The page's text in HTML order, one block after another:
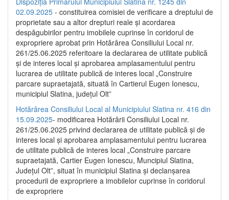
02.09.2025 - constituirea comisiei de verificare a dreptului de
proprietate sau a altor drepturi reale și acordarea
despăgubirilor pentru imobilele cuprinse în coridorul de
expropriere aprobat prin Hotărârea Consiliului Local nr.
261/25.06.2025 referitoare la declararea de utilitate publică
și de interes local și aprobarea amplasamentului pentru
lucrarea de utilitate publică de interes local „Construire
parcare supraetajată, situată în Cartierul Eugen Ionescu,
municipiul Slatina, județul Olt”
Hotărârea Consiliului Local al Municipiului Slatina nr. 416 din
15.09.2025- modificarea Hotărârii Consiliului Local nr.
261/25.06.2025 privind declararea de utilitate publică și de
interes local și aprobarea amplasamentului pentru lucrarea
de utilitate publică de interes local „Construire parcare
supraetajată, Cartier Eugen Ionescu, Muncipiul Slatina,
Județul Olt”, situat în municipiul Slatina și declanșarea
procedurii de expropriere a imobilelor cuprinse în coridorul
de expropriere